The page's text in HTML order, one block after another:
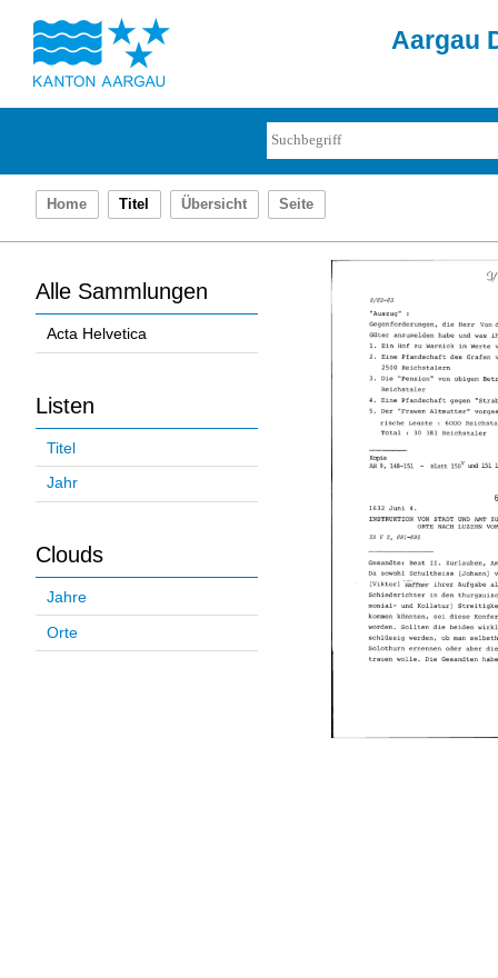
Aargau
Home Titel Übersicht Seite
Alle Sammlungen
Acta Helvetica
Listen
Titel
Jahr
Clouds
Jahre
Orte